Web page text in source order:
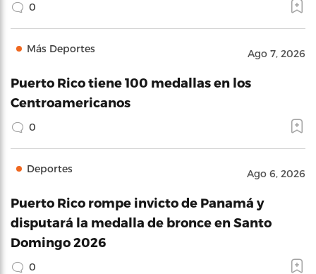
0
Más Deportes Ago 7, 2026
Puerto Rico tiene 100 medallas en los
Centroamericanos
0
Deportes Ago 6, 2026
Puerto Rico rompe invicto de Panamá y
disputará la medalla de bronce en Santo
Domingo 2026
0